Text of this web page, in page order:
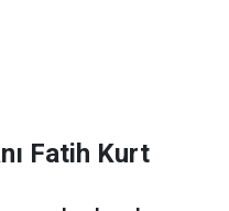
Fatih Kurt